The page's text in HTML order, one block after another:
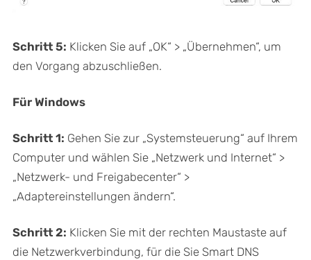
Schritt 5: Klicken Sie auf „OK“ > „Übernehmen“, um
den Vorgang abzuschließen.
Für Windows
Schritt 1: Gehen Sie zur „Systemsteuerung“ auf Ihrem
Computer und wählen Sie „Netzwerk und Internet“ >
„Netzwerk- und Freigabecenter“ >
„Adaptereinstellungen ändern“.
Schritt 2: Klicken Sie mit der rechten Maustaste auf
die Netzwerkverbindung, für die Sie Smart DNS